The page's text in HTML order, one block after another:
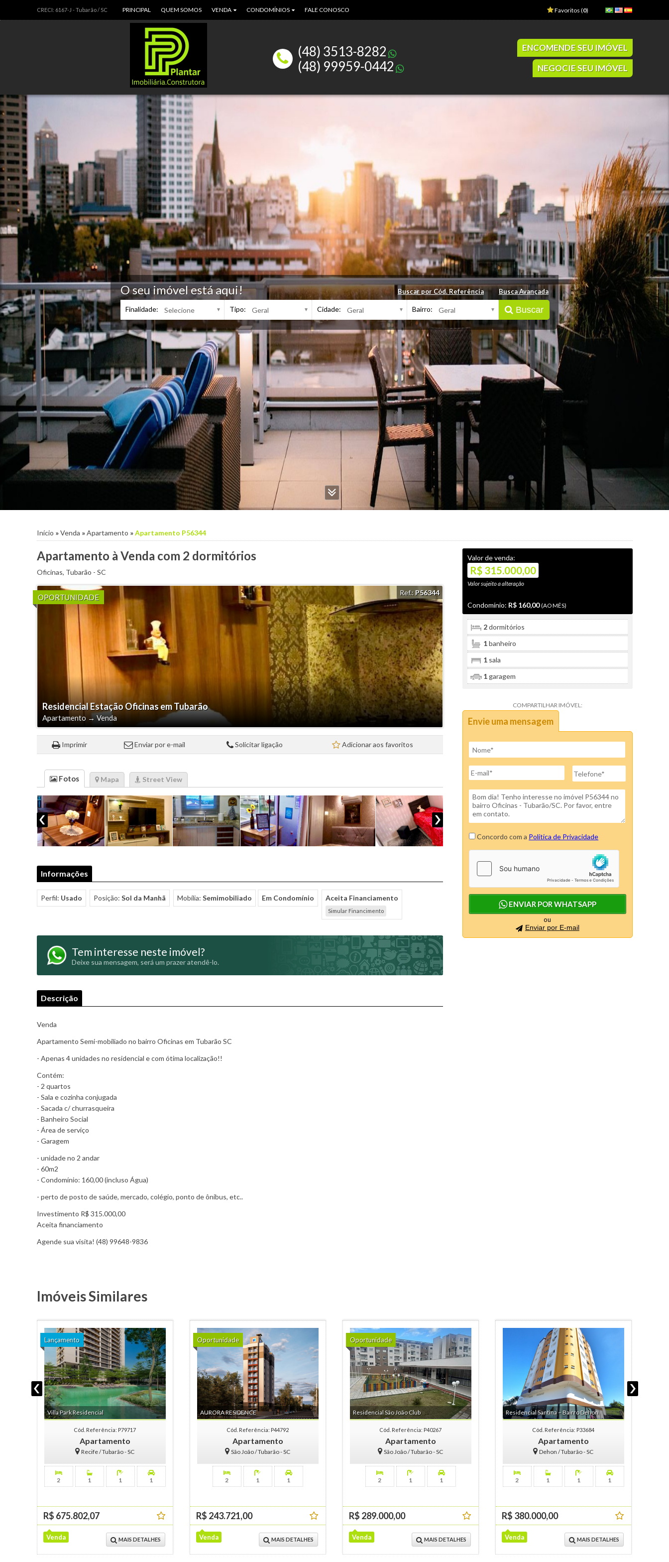
(48) 3513-8282
(48) 99959-0442
ENCOMENDE SEU IMÓVEL
NEGOCIE SEU IMÓVEL
CRECI: 6167-J - Tubarão / SC PRINCIPAL QUEM SOMOS VENDA CONDOMÍNIOS FALE CONOSCO Favoritos (0)
O seu imóvel está aqui!
Finalidade: Tipo: Cidade: Bairro: Buscar
Buscar por Cód. Referência Busca Avançada
Início » Venda » Apartamento » Apartamento P56344
Apartamento à Venda com 2 dormitórios
Oficinas, Tubarão - SC
OPORTUNIDADE
Residencial Estação Oficinas em Tubarão
Apartamento→Venda
Ref.: P56344
Imprimir Enviar por e-mail Solicitar ligação Adicionar aos favoritos
Fotos Mapa Street View
Informações
Perfil: Usado Posição: Sol da Manhã Mobília: Semimobiliado Em Condomínio Aceita Financiamento
Simular Financimento
Tem interesse neste imóvel?
Deixe sua mensagem, será um prazer atendê-lo.
Descrição
Venda
Apartamento Semi-mobiliado no bairro Oficinas em Tubarão SC
- Apenas 4 unidades no residencial e com ótima localização!!
Contém:
- 2 quartos
- Sala e cozinha conjugada
- Sacada c/ churrasqueira
- Banheiro Social
- Área de serviço
- Garagem
- unidade no 2 andar
- 60m2
- Condomínio: 160,00 (incluso Água)
- perto de posto de saúde, mercado, colégio, ponto de ônibus, etc..
Investimento R$ 315.000,00
Aceita financiamento
Agende sua visita! (48) 99648-9836
Valor de venda:
R$ 315.000,00
Valor sujeito a alteração
Condomínio: R$ 160,00 (AO MÊS)
2dormitórios
1banheiro
1 sala
1 garagem
COMPARTILHAR IMÓVEL:
Envie uma mensagem
Concordo com a Política de Privacidade
ENVIAR POR WHATSAPP
ou
Enviar por E-mail
Imóveis Similares
Lançamento
Villa Park Residencial
Cód. Referência: P79717
Apartamento
Recife / Tubarão - SC
Venda
R$ 675.802,07
MAIS DETALHES
2 1 1 1
Oportunidade
AURORA RESIDENCE
Cód. Referência: P44792
Apartamento
São João / Tubarão - SC
Venda
R$ 243.721,00
MAIS DETALHES
2 1 1
Oportunidade
Residencial São João Club
Cód. Referência: P40267
Apartamento
São João / Tubarão - SC
Venda
R$ 289.000,00
MAIS DETALHES
2 1 1
Residencial Santina – Bairro Dehon
Cód. Referência: P33684
Apartamento
Dehon / Tubarão - SC
Venda
R$ 380.000,00
MAIS DETALHES
2 1 1 1